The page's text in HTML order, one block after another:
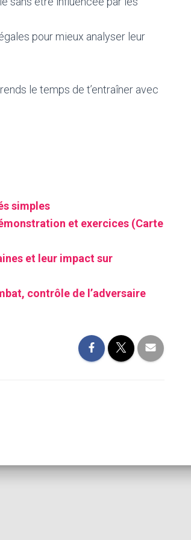
pour mieux analyser leur
le temps de t’entraîner avec
simples
et exercices (Carte
et leur impact sur
contrôle de l’adversaire